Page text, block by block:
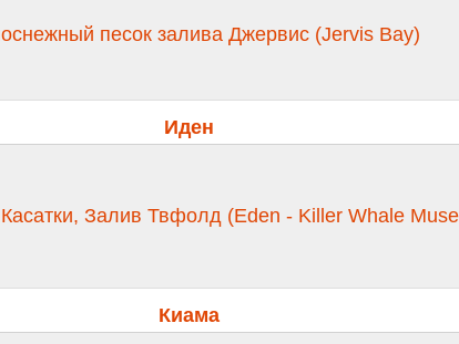
песок залива Джервис (Jervis Bay)
Иден
Залив Твфолд (Eden - Killer Whale
Киама